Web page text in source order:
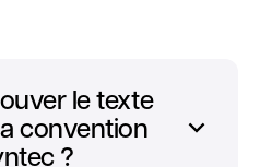
le texte
convention
?